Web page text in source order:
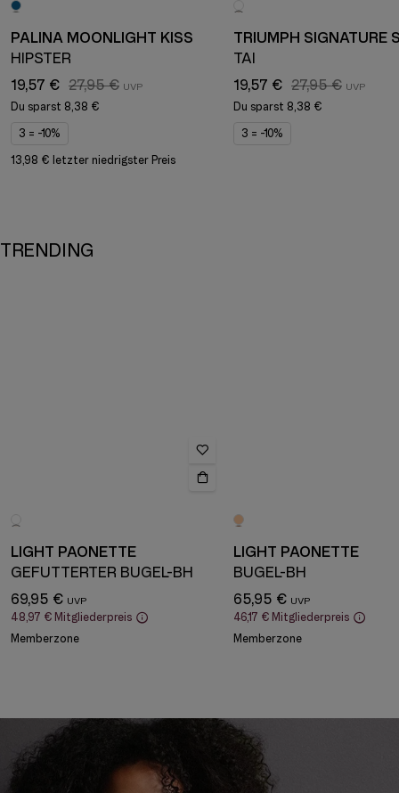
PALINA MOONLIGHT KISS
HIPSTER
19,57 € 27,95 €
Du sparst 8,38 €
3 = -10%
13,98 € letzter niedrigster Preis
TAI
19,57 € 27,95 €
Du sparst 8,38 €
3 = -10%
TRENDING
LIGHT PAONETTE
GEFÜTTERTER BÜGEL-BH
69,95 €
48,97 € Mitgliederpreis
Memberzone
LIGHT PAONETTE
BÜGEL-BH
65,95 €
46,17 € Mitgliederpreis
Memberzone